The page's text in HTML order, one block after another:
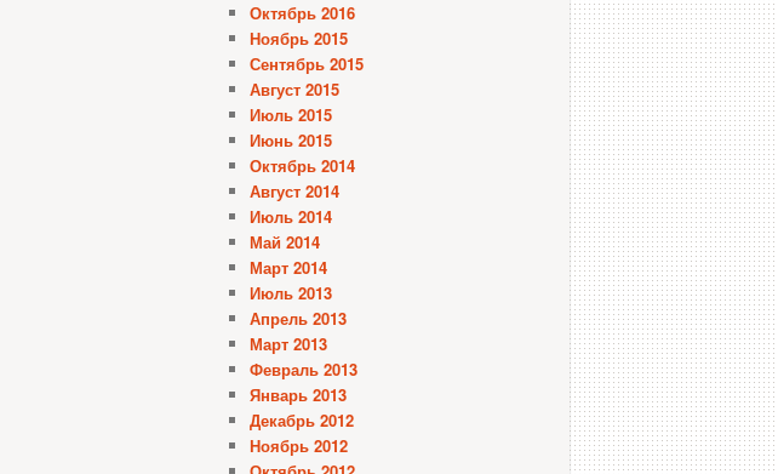
Октябрь 2016
Ноябрь 2015
Сентябрь 2015
Август 2015
Июль 2015
Июнь 2015
Октябрь 2014
Август 2014
Июль 2014
Май 2014
Март 2014
Июль 2013
Апрель 2013
Март 2013
Февраль 2013
Январь 2013
Декабрь 2012
Ноябрь 2012